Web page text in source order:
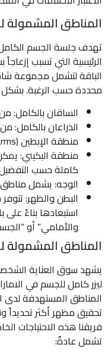
المناطق المشمولة
تهدف جلسة الجسم
الرئيسية التي تسبب
الباقة لتشمل مجموعة
محددة حسب الرغبة. بشكل
الساقان بالكامل:
الذراعان بالكامل:
منطقة الإبطين (Underarms).
منطقة البكيني:
كاملة حسب
الوجه: يشمل مناطق
البطن والظهر:
استبعادها بناءً
والأمامي” أو
المناطق المشمولة
يشهد سوق العناية
ليزر كامل للجسم في
المناطق المستهدفة لدى
تحقيق مظهر أكثر تحديداً
فريقنا هذه الاحتياجات
تشمل عادةً: